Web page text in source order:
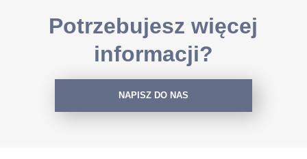
Potrzebujesz więcej
informacji?
NAPISZ DO NAS